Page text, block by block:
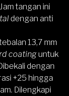
tangan ini
dengan anti
13,7 mm
coatinguntuk
dengan
+25 hingga
Dilengkapi